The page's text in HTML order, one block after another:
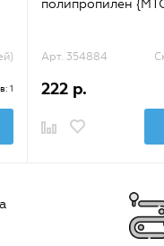
1
полипропилен
Арт. 354884
222 р.